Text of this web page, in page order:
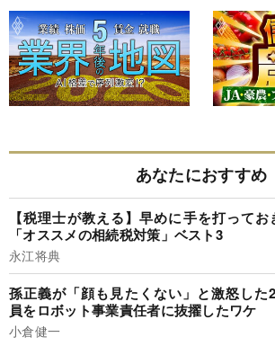
あなたにおすすめ
【税理士が教える】早めに手を打ってお
「オススメの相続税対策」ベスト3
永江将典
孫正義が「顔も見たくない」と激怒した
員をロボット事業責任者に抜擢したワケ
小倉健一